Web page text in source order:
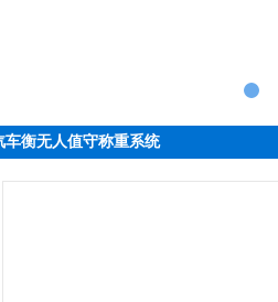
车衡无人值守称重系统